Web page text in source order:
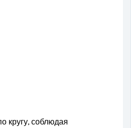
кругу, соблюдая